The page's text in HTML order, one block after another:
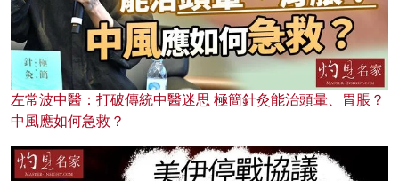
左常波中醫：打破傳統中醫迷思 極簡針灸能治頭暈、胃脹？
中風應如何急救？